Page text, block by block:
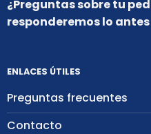
ENLACES ÚTILES
Preguntas frecuentes
Contacto
¿Preguntas sobre tu
responderemos lo